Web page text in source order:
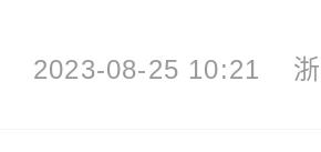
2023-08-25 10:21